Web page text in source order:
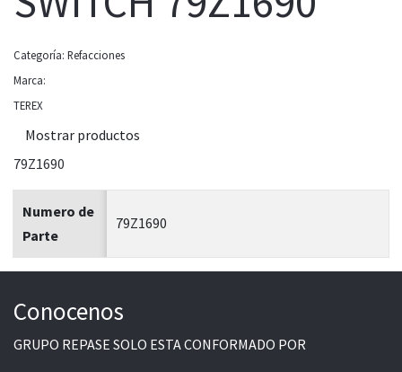
Categoría: Refacciones
Marca:
TEREX
Mostrar productos
79Z1690
Numero de
Parte
79Z1690
Conocenos
GRUPO REPASE SOLO ESTA CONFORMADO POR